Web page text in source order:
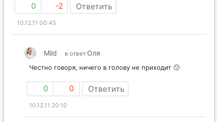
0 -2 Ответить
10.12.11 00:45
Mild в ответ Оля
Честно говоря, ничего в голову не приходит 🙁
0 0 Ответить
10.12.11 20:10